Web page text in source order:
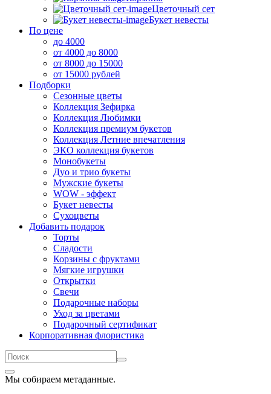
Цветочный сет
Букет невесты
По цене
до 4000
от 4000 до 8000
от 8000 до 15000
от 15000 рублей
Подборки
Сезонные цветы
Коллекция Зефирка
Коллекция Любимки
Коллекция премиум букетов
Коллекция Летние впечатления
ЭКО коллекция букетов
Монобукеты
Дуо и трио букеты
Мужские букеты
WOW - эффект
Букет невесты
Сухоцветы
Добавить подарок
Торты
Сладости
Корзины с фруктами
Мягкие игрушки
Открытки
Свечи
Подарочные наборы
Уход за цветами
Подарочный сертификат
Корпоративная флористика
Мы собираем метаданные.